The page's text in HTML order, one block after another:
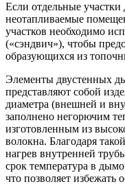
Если отдельные участки
неотапливаемые
участков необходимо
(«сэндвич»), чтобы
образующихся из
Элементы двустенных
представляют собой
диаметра (внешней и
заполнено негорючим
изготовленным из
волокна. Благодаря
нагрев внутренней
срок температура в
что позволяет избежать